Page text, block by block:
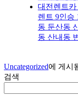
대전렌트카
렌트 9인승
동 둔산동
동 산내동
Uncategorized에 게시
검색